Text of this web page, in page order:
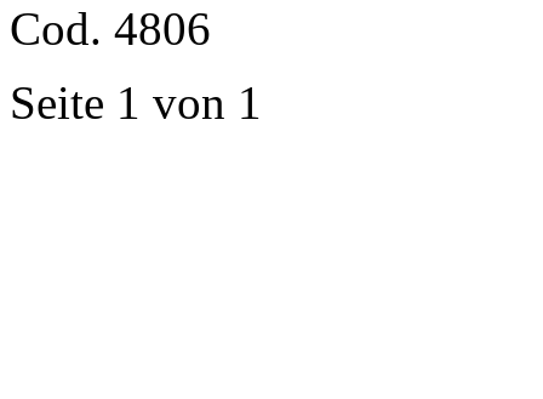
Cod. 4806
Seite 1 von 1